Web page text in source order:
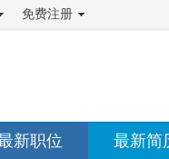
免费注册
新职位 最新简